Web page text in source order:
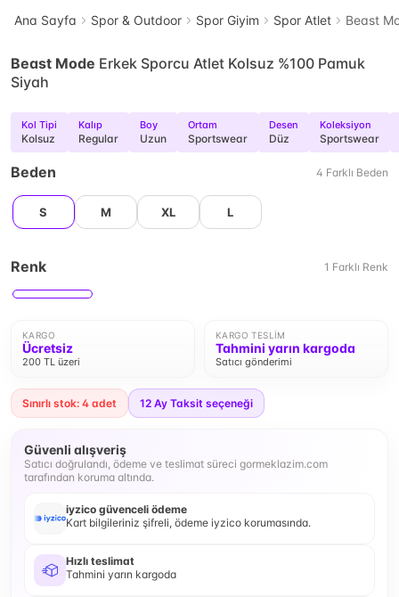
Ana Sayfa Spor & Outdoor Spor Giyim Spor Atlet Beast
Beast Mode Erkek Sporcu Atlet Kolsuz %100 Pamuk
Siyah
Kol Tipi
Kolsuz
Kalıp
Regular
Boy
Uzun
Ortam
Sportswear
Desen
Düz
Koleksiyon
Sportswear
Beden 4 Farklı Beden
S M XL L
Renk 1 Farklı Renk
KARGO
Ücretsiz
200 TL üzeri
KARGO TESLIM
Tahmini yarın kargoda
Satıcı gönderimi
Sınırlı stok: 4 adet 12 Ay Taksit seçeneği
Güvenli alışveriş
Satıcı doğrulandı, ödeme ve teslimat süreci gormeklazim.com
tarafından koruma altında.
iyzico güvenceli ödeme
Kart bilgileriniz şifreli, ödeme iyzico korumasında.
Hızlı teslimat
Tahmini yarın kargoda